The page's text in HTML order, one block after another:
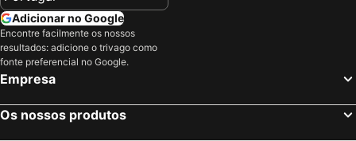
Hotéis em Serra da Estrela
Hotéis em Costa do Sol
Hotéis em Tenerife
Hotéis em São Miguel
Adicionar no Google
Encontre facilmente os nossos
resultados: adicione o trivago como
fonte preferencial no Google.
Empresa
Os nossos produtos